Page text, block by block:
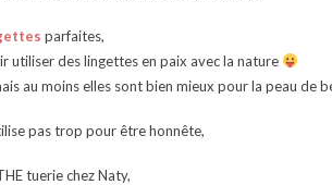
parfaites,
utiliser des lingettes en paix avec la nature
au moins elles sont bien mieux pour la peau de
pas trop pour être honnête,
tuerie chez Naty,